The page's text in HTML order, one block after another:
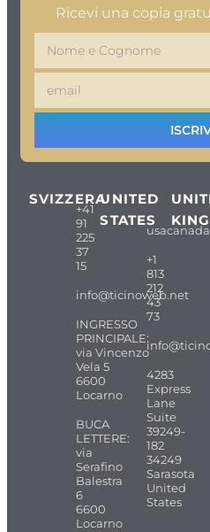
Ricevi una copia
SVIZZERA
+41
91
225
37
15
info@ticinoweb.net
INGRESSO
PRINCIPALE:
via Vincenzo
Vela 5
6600
Locarno
BUCA
LETTERE:
via
Serafino
Balestra
6
6600
Locarno
UNITED
STATES
+1
813
212
43
73
4283
Express
Lane
Suite
39249-
182
34249
Sarasota
United
States